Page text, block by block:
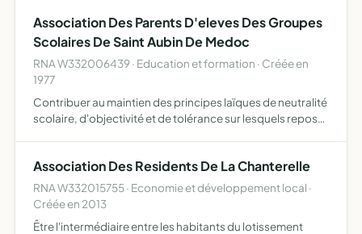
Association Des Parents D'eleves Des Groupes
Scolaires De Saint Aubin De Medoc
RNA W332006439 · Education et formation · Créée en
1977
Contribuer au maintien des principes laïques de neutralité
scolaire, d'objectivité et de tolérance sur lesquels repose
Association Des Residents De La Chanterelle
RNA W332015755 · Economie et développement local ·
Créée en 2013
Être l'intermédiaire entre les habitants du lotissement